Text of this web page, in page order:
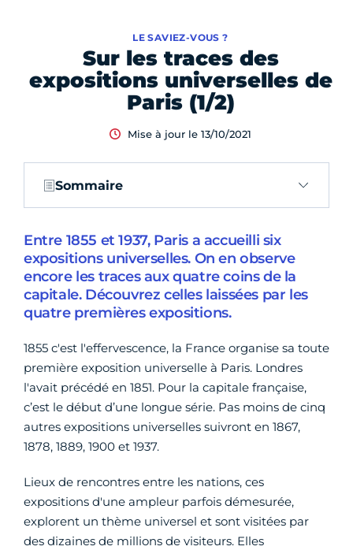
Sur les traces des
expositions universelles de
Paris (1/2)
LE SAVIEZ-VOUS ?
Mise à jour le 13/10/2021
Sommaire
Entre 1855 et 1937, Paris a accueilli six
expositions universelles. On en observe
encore les traces aux quatre coins de la
capitale. Découvrez celles laissées par les
quatre premières expositions.
1855 c'est l'effervescence, la France organise sa toute
première exposition universelle à Paris. Londres
l'avait précédé en 1851. Pour la capitale française,
c’est le début d’une longue série. Pas moins de cinq
autres expositions universelles suivront en 1867,
1878, 1889, 1900 et 1937.
Lieux de rencontres entre les nations, ces
expositions d'une ampleur parfois démesurée,
explorent un thème universel et sont visitées par
des dizaines de millions de visiteurs. Elles